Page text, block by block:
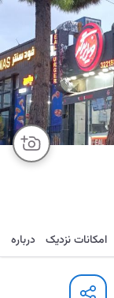
امکانات نزدیک درباره